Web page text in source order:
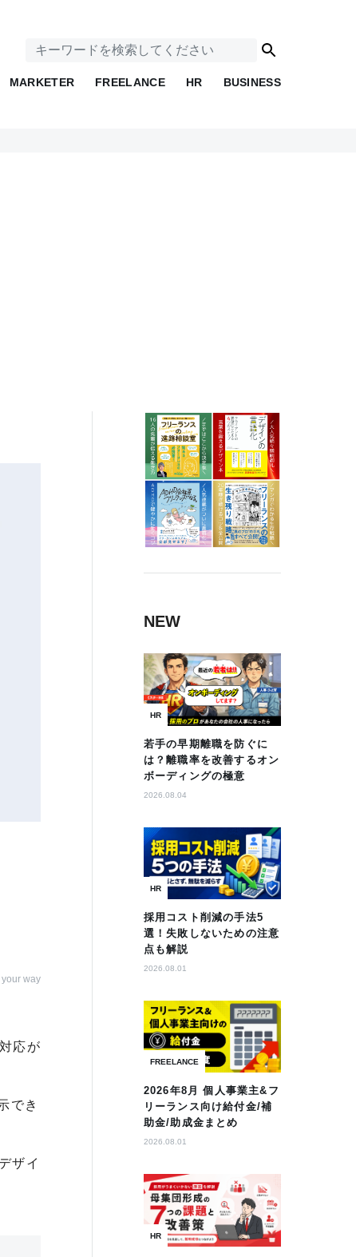
MARKETER FREELANCE HR BUSINESS
your way
応が
でき
ザイ
NEW
HR
若手の早期離職を防ぐに
は？離職率を改善するオン
ボーディングの極意
2026.08.04
HR
採用コスト削減の手法5
選！失敗しないための注意
点も解説
2026.08.01
FREELANCE
2026年8月 個人事業主&フ
リーランス向け給付金/補
助金/助成金まとめ
2026.08.01
HR